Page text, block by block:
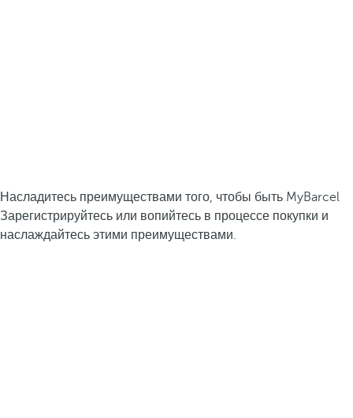
Насладитесь преимуществами того, чтобы быть MyBarcel
Зарегистрируйтесь или вопийтесь в процессе покупки и
наслаждайтесь этими преимуществами.